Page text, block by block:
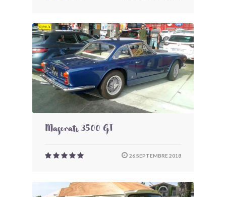
Maserati 3500 GT
26 SEPTEMBRE 2018